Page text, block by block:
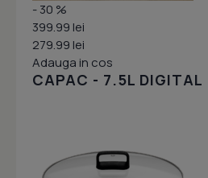
- 30 %
399.99 lei
279.99 lei
Adauga in cos
CAPAC - 7.5L DIGITAL